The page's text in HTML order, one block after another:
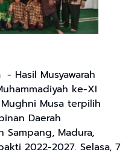
- Hasil Musyawarah
ke-XI
Musa terpilih
Daerah
Sampang, Madura,
2022-2027. Selasa, 7